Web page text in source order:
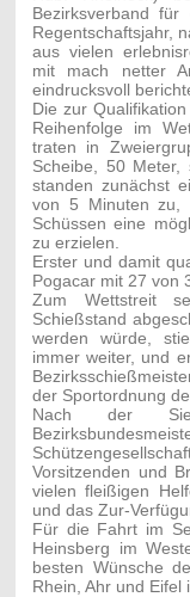
Bezirksverband
Regentschaftsjahr,
aus vielen
mit mach netter
eindrucksvoll
Die zur
Reihenfolge im
traten in
Scheibe, 50 Meter,
standen zunächst
von 5 Minuten zu,
Schüssen eine
zu erzielen.
Erster und damit
Pogacar mit 27 von
Zum Wettstreit
Schießstand
werden würde,
immer weiter, und
der Sportordnung
Nach der
Vorsitzenden und
vielen fleißigen
und das Zur-
Für die Fahrt im
Heinsberg im
besten Wünsche
Rhein, Ahr und Eifel